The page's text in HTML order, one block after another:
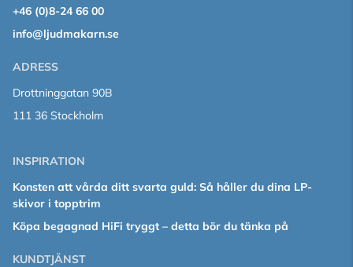
+46 (0)8-24 66 00
info@ljudmakarn.se
ADRESS
Drottninggatan 90B
111 36 Stockholm
INSPIRATION
Konsten att vårda ditt svarta guld: Så håller du dina LP-
skivor i topptrim
Köpa begagnad HiFi tryggt – detta bör du tänka på
KUNDTJÄNST